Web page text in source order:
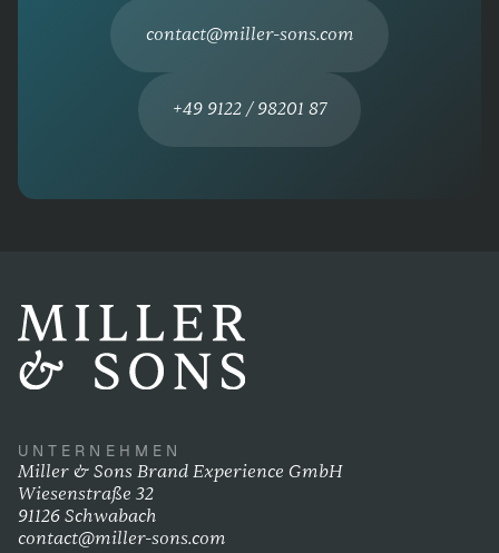
contact@miller-sons.com
+49 9122 / 98201 87
UNTERNEHMEN
Miller & Sons Brand Experience GmbH
Wiesenstraße 32
91126 Schwabach
contact@miller-sons.com